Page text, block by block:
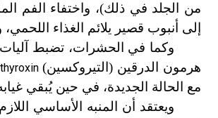
من الجلد في ذلك)، واختفاء الفم
إلى أنبوب قصير يلائم الغذاء اللحمي،
وكما في الحشرات، تضبط
هرمون الدرقين (التيروكسين)thyroxin
مع الحالة الجديدة، في حين يُبقي
ويعتقد أن المنبه الأساسي